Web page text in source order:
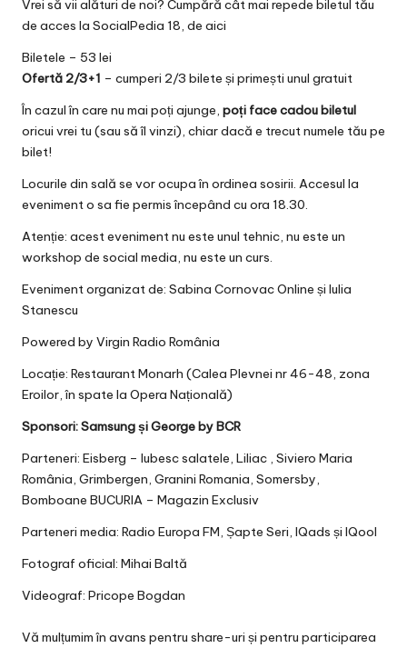
Vrei să vii alături de noi? Cumpără cât mai repede biletul tău
de acces la SocialPedia 18, de aici
Biletele – 53 lei
Ofertă 2/3+1 – cumperi 2/3 bilete și primești unul gratuit
În cazul în care nu mai poți ajunge, poți face cadou biletul
oricui vrei tu (sau să îl vinzi), chiar dacă e trecut numele tău pe
bilet!
Locurile din sală se vor ocupa în ordinea sosirii. Accesul la
eveniment o sa fie permis începând cu ora 18.30.
Atenție: acest eveniment nu este unul tehnic, nu este un
workshop de social media, nu este un curs.
Eveniment organizat de: Sabina Cornovac Online și Iulia
Stanescu
Powered by Virgin Radio România
Locație: Restaurant Monarh (Calea Plevnei nr 46-48, zona
Eroilor, în spate la Opera Națională)
Sponsori:SamsungșiGeorge by BCR
Parteneri: Eisberg – Iubesc salatele, Liliac , Siviero Maria
România, Grimbergen, Granini Romania, Somersby,
Bomboane BUCURIA – Magazin Exclusiv
Parteneri media: Radio Europa FM, Șapte Seri, IQads și IQool
Fotograf oficial: Mihai Baltă
Videograf: Pricope Bogdan
Vă mulțumim în avans pentru share-uri și pentru participarea